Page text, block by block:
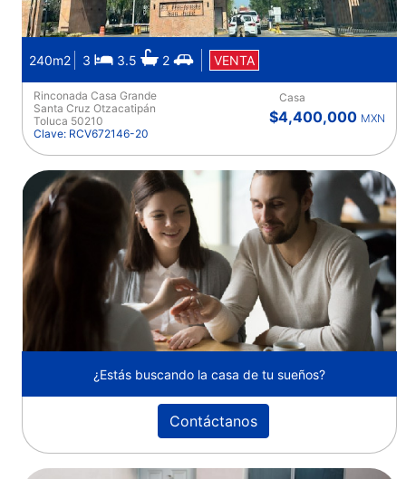
240m2 3 3.5 2 VENTA
Rinconada Casa Grande
Santa Cruz Otzacatipán
Toluca 50210
Clave: RCV672146-20
Casa
$4,400,000 MXN
¿Estás buscando la casa de tu sueños?
Contáctanos